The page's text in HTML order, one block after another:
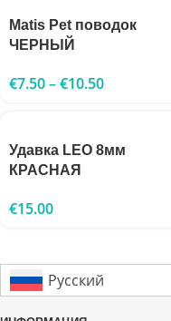
Matis Pet поводок
ЧЕРНЫЙ
€7.50–€10.50
Удавка LEO 8мм
КРАСНАЯ
€15.00
Русский